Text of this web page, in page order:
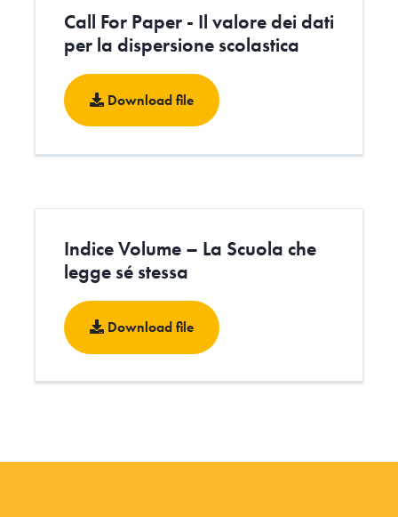
Call For Paper - Il valore dei dati
per la dispersione scolastica
Download file
Indice Volume – La Scuola che
legge sé stessa
Download file